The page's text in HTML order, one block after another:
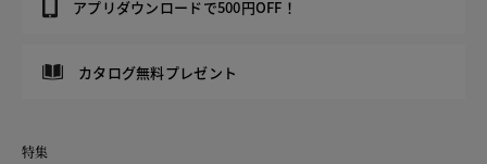
アプリダウンロードで500円OFF！
カタログ無料プレゼント
特集